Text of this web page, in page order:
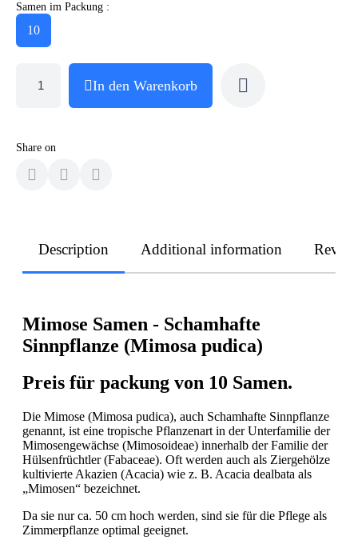
Samen im Packung :
10
In den Warenkorb
Share on
Description Additional information
Mimose Samen - Schamhafte
Sinnpflanze (Mimosa pudica)
Preis für packung von 10 Samen.
Die Mimose (Mimosa pudica), auch Schamhafte Sinnpflanze
genannt, ist eine tropische Pflanzenart in der Unterfamilie der
Mimosengewächse (Mimosoideae) innerhalb der Familie der
Hülsenfrüchtler (Fabaceae). Oft werden auch als Ziergehölze
kultivierte Akazien (Acacia) wie z. B. Acacia dealbata als
„Mimosen“ bezeichnet.
Da sie nur ca. 50 cm hoch werden, sind sie für die Pflege als
Zimmerpflanze optimal geeignet.